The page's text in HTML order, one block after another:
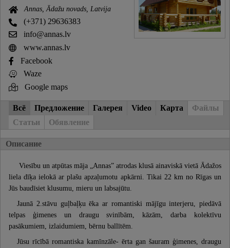
Annas, Ādažu novads, Latvija
(+371) 29636383
info@annas.lv
www.annas.lv
Facebook
Waze
Google maps
Всё Предложение Галерея Video Карта
Файлы
Статьи
Обявление
Описание
Viesību un atpūtas māja „Annas” atrodas klusā ainaviskā vietā Ādažos
liela dīķa ielokā ar plašu apzaļumotu apkārni. Tikai 22 km no Rīgas un
Jūs baudīsiet klusumu, mieru un labsajūtu.
Jaunā 2.stāvu guļbaļķu ēka ar romantiski mājīgu interjeru, piedāvā
telpas ģimenes un draugu svinībām, kāzām, darba kolektīvu
pasākumiem, izlaidumiem, bērnu ballītēm.
Jūsu rīcībā romantiska kamīnzāle- ērta gan šauram ģimenes, draugu